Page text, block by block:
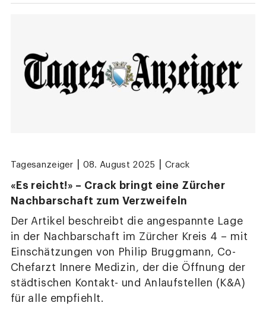
Tagesanzeiger 08. August 2025 Crack
«Es reicht!» – Crack bringt eine Zürcher
Nachbarschaft zum Verzweifeln
Der Artikel beschreibt die angespannte Lage
in der Nachbarschaft im Zürcher Kreis 4 – mit
Einschätzungen von Philip Bruggmann, Co-
Chefarzt Innere Medizin, der die Öffnung der
städtischen Kontakt- und Anlaufstellen (K&A)
für alle empfiehlt.